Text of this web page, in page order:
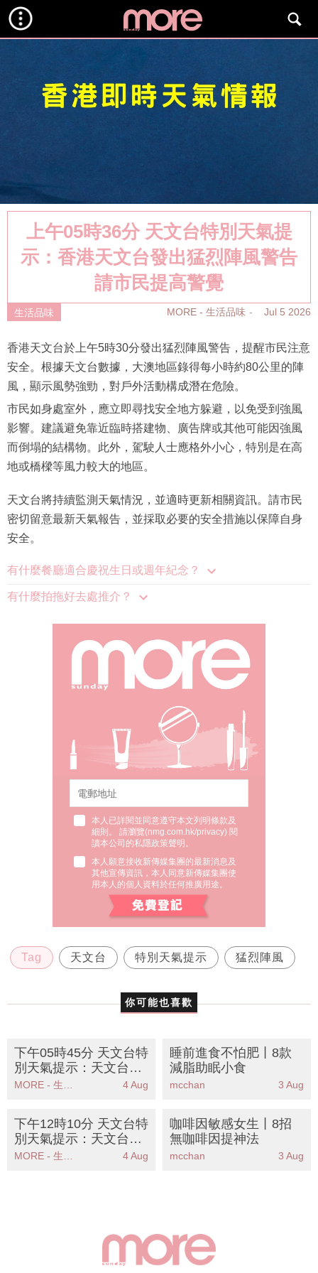
上午05時36分 天文台特別天氣提
示：香港天文台發出猛烈陣風警告
請市民提高警覺
生活品味 MORE - 生活品味 Jul 5 2026
香港天文台於上午5時30分發出猛烈陣風警告，提醒市民注意
安全。根據天文台數據，大澳地區錄得每小時約80公里的陣
風，顯示風勢強勁，對戶外活動構成潛在危險。
市民如身處室外，應立即尋找安全地方躲避，以免受到強風
影響。建議避免靠近臨時搭建物、廣告牌或其他可能因強風
而倒塌的結構物。此外，駕駛人士應格外小心，特別是在高
地或橋樑等風力較大的地區。
天文台將持續監測天氣情況，並適時更新相關資訊。請市民
密切留意最新天氣報告，並採取必要的安全措施以保障自身
安全。
有什麼餐廳適合慶祝生日或週年紀念？
有什麼拍拖好去處推介？
本人已詳閱並同意遵守本文列明條款及
細則。 請瀏覽(nmg.com.hk/privacy) 閱
讀本公司的私隱政策聲明。
本人願意接收新傳媒集團的最新消息及
其他宣傳資訊，本人同意新傳媒集團使
用本人的個人資料於任何推廣用途。
Tag 天文台 特別天氣提示 猛烈陣風
你可能也喜歡
下午05時45分 天文台特
別天氣提示：天文台預
測熱帶氣旋對本港威脅
MORE - 生活品味 4 Aug
睡前進食不怕肥丨8款
減脂助眠小食
mcchan 3 Aug
下午12時10分 天文台特
別天氣提示：天文台發
出特別天氣提示提醒市
4 Aug
咖啡因敏感女生丨8招
無咖啡因提神法
mcchan 3 Aug